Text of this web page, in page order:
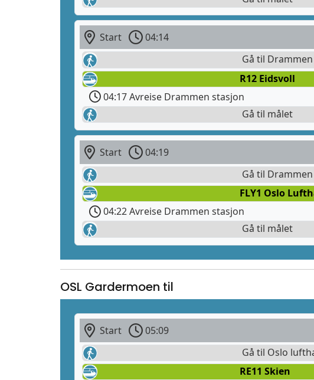
Start 04:14
Gå til
R12 Eidsvoll
04:17 Avreise Drammen stasjon
Gå til målet
Start 04:19
Gå til
FLY1 Oslo
04:22 Avreise Drammen stasjon
Gå til målet
OSL Gardermoen til
Start 05:09
Gå til Oslo
RE11 Skien